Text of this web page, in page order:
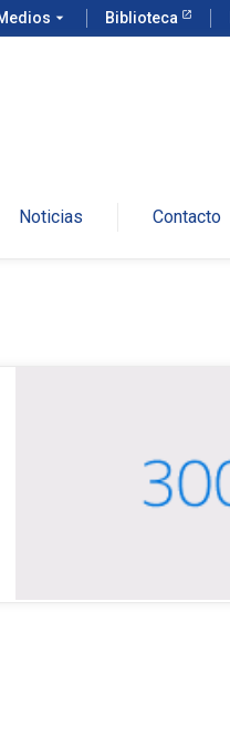
arrow_drop_down Biblioteca
Noticias Contacto